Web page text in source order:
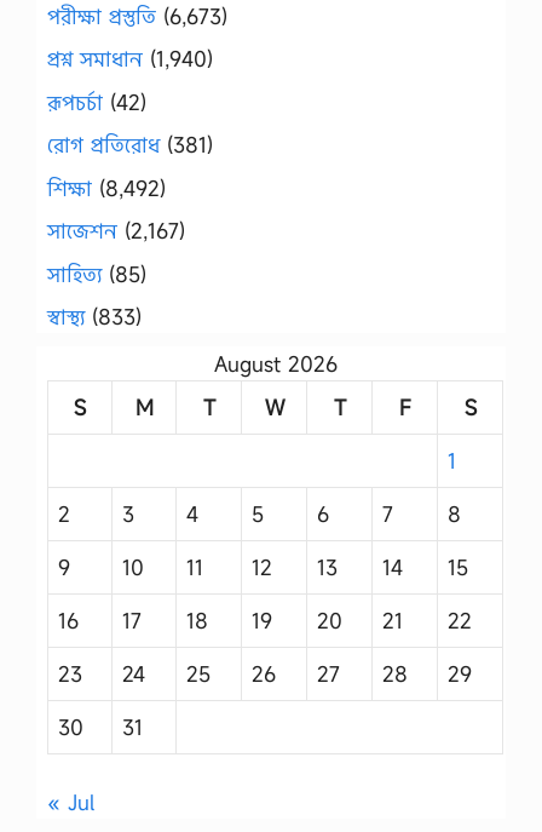
পরীক্ষা প্রস্তুতি (6,673)
প্রশ্ন সমাধান (1,940)
রূপচর্চা (42)
রোগ প্রতিরোধ(381)
শিক্ষা (8,492)
সাজেশন (2,167)
সাহিত্য(85)
স্বাস্থ্য(833)
August 2026
S
M T W T F
S
1
2
3 4 5 6 7
8
9
10 11 12 13 14
15
16
17 18 19 20 21
22
23
24 25 26 27 28
29
30
31
« Jul